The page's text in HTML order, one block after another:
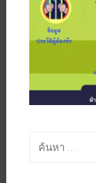
ค้นหา